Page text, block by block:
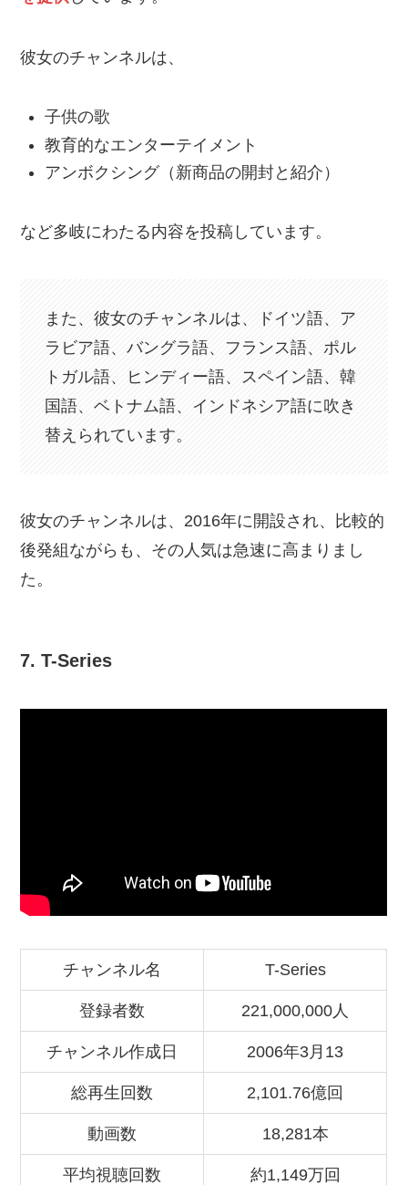
彼女のチャンネルは、
子供の歌
教育的なエンターテイメント
アンボクシング（新商品の開封と紹介）
など多岐にわたる内容を投稿しています。
また、彼女のチャンネルは、ドイツ語、ア
ラビア語、バングラ語、フランス語、ポル
トガル語、ヒンディー語、スペイン語、韓
国語、ベトナム語、インドネシア語に吹き
替えられています。
彼女のチャンネルは、2016年に開設され、比較的
後発組ながらも、その人気は急速に高まりまし
た。
7. T-Series
チャンネル名 T-Series
登録者数 221,000,000人
チャンネル作成日 2006年3月13
総再生回数 2,101.76億回
動画数 18,281本
平均視聴回数 約1,149万回